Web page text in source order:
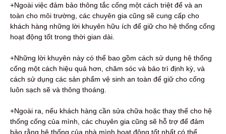
+Ngoài việc đảm bảo thông tắc cống một cách triệt để và an
toàn cho môi trường, các chuyên gia cũng sẽ cung cấp cho
khách hàng những lời khuyên hữu ích để giữ cho hệ thống cống
hoạt động tốt trong thời gian dài.
+Những lời khuyên này có thể bao gồm cách sử dụng hệ thống
cống một cách hiệu quả hơn, chăm sóc và bảo trì định kỳ, và
cách sử dụng các sản phẩm vệ sinh an toàn để giữ cho cống
luôn sạch sẽ và thông thoáng.
+Ngoài ra, nếu khách hàng cần sửa chữa hoặc thay thế cho hệ
thống cống của mình, các chuyên gia cũng sẽ hỗ trợ để đảm
bảo rằng hệ thống của nhà mình hoạt động tốt nhất có thể.